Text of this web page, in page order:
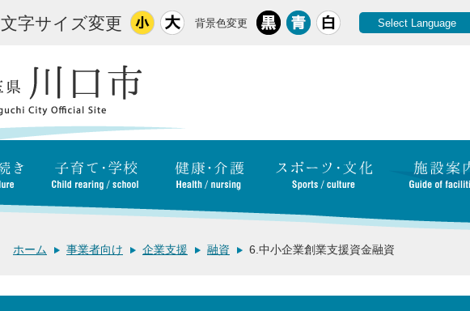
文字サイズ変更 背景色変更 Select Language
ホーム 事業者向け 企業支援 融資 6.中小企業創業支援資金融資